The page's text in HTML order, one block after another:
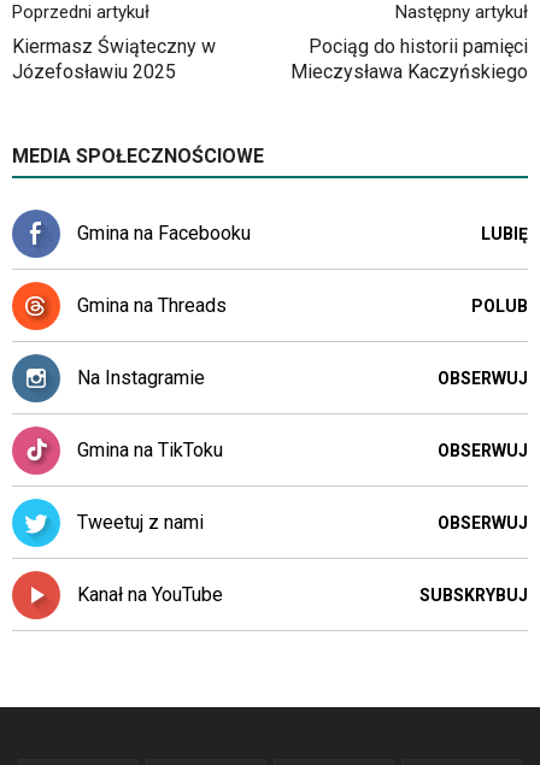
Poprzedni artykuł
Kiermasz Świąteczny w
Józefosławiu 2025
Następny artykuł
Pociąg do historii pamięci
Mieczysława Kaczyńskiego
MEDIA SPOŁECZNOŚCIOWE
Gmina na Facebooku LUBIĘ
Gmina na Threads POLUB
Na Instagramie OBSERWUJ
Gmina na TikToku OBSERWUJ
Tweetuj z nami OBSERWUJ
Kanał na YouTube SUBSKRYBUJ